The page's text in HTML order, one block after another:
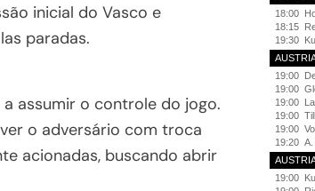
inicial do Vasco e
paradas.
assumir o controle do jogo.
o adversário com troca
acionadas, buscando abrir